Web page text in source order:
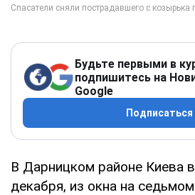
Будьте первыми в
подпишитесь на
Google
Подписаться
В Дарницком районе Киева
декабря, из окна на